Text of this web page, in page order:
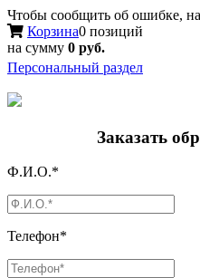
Чтобы сообщить об ошибке,
Корзина0 позиций
на сумму 0 руб.
Персональный раздел
Заказать
Ф.И.О.*
Телефон*